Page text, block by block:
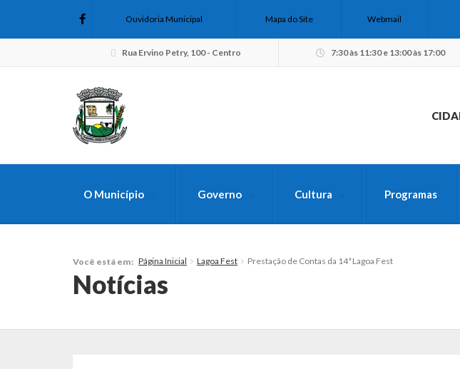
Ouvidoria Municipal Mapa do Site Webmail
Rua Ervino Petry, 100 - Centro 7:30 às 11:30 e 13:00 às 17:00
O Município Governo Cultura Programas
Você está em: Página Inicial Lagoa Fest Prestação de Contas da 14ª Lagoa Fest
Notícias